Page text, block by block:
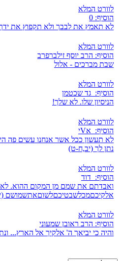
לוורט המלא
הוסיף: 0
לא תאמץ את לבבך ולא תקפוץ את
לוורט המלא
הוסיף: הרב יוסף זילברפרב
שבת מברכים - אלול
לוורט המלא
הוסיף: גד שכטמן
הניסיון שלו. לא שלך!
לוורט המלא
הוסיף: אVי
לא תעשון ככל אשר אנחנו עשים פה
נתן לך (יב,ח-ט)
לוורט המלא
הוסיף: דוד
ואבדתם את שמם מן המקום ההוא.
אלקיכםמכלשבטיכםלשוםאתשמושם
לוורט המלא
הוסיף: הרב ראובן שמעוני
והיה כי יביאך ה' אלקיך אל הארץ...